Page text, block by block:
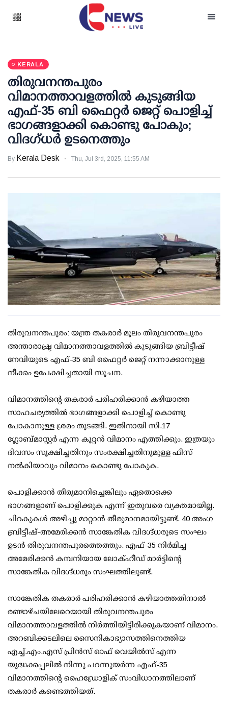
KERALA
തിരുവനന്തപുരം
വിമാനത്താവളത്തില്‍ കുടുങ്ങിയ
എഫ്-35 ബി ഫൈറ്റര്‍ ജെറ്റ് പൊളിച്ച്
ഭാഗങ്ങളാക്കി കൊണ്ടു പോകും;
വിദഗ്ധര്‍ ഉടനെത്തും
By Kerala Desk Thu, Jul 3rd, 2025, 11:55 AM
തിരുവനന്തപുരം: യന്ത്ര തകരാര്‍ മൂലം തിരുവനന്തപുരം
അന്താരാഷ്ട്ര വിമാനത്താവളത്തില്‍ കുടുങ്ങിയ ബ്രിട്ടീഷ്
നേവിയുടെ എഫ്-35 ബി ഫൈറ്റര്‍ ജെറ്റ് നന്നാക്കാനുള്ള
നീക്കം ഉപേക്ഷിച്ചതായി സൂചന.
വിമാനത്തിന്റെ തകരാര്‍ പരിഹരിക്കാന്‍ കഴിയാത്ത
സാഹചര്യത്തില്‍ ഭാഗങ്ങളാക്കി പൊളിച്ച് കൊണ്ടു
പോകാനുള്ള ശ്രമം തുടങ്ങി. ഇതിനായി സി.17
ഗ്ലോബ്മാസ്റ്റര്‍ എന്ന കൂറ്റന്‍ വിമാനം എത്തിക്കും. ഇത്രയും
ദിവസം സൂക്ഷിച്ചതിനും സംരക്ഷിച്ചതിനുമുള്ള ഫീസ്
നല്‍കിയാവും വിമാനം കൊണ്ടു പോകുക.
പൊളിക്കാന്‍ തീരുമാനിച്ചെങ്കിലും ഏതൊക്കെ
ഭാഗങ്ങളാണ് പൊളിക്കുക എന്ന് ഇതുവരെ വ്യക്തമായില്ല.
ചിറകുകള്‍ അഴിച്ചു മാറ്റാന്‍ തീരുമാനമായിട്ടുണ്ട്. 40 അംഗ
ബ്രിട്ടീഷ്-അമേരിക്കന്‍ സാങ്കേതിക വിദഗ്ദ്ധരുടെ സംഘം
ഉടന്‍ തിരുവനന്തപുരത്തെത്തും. എഫ്-35 നിര്‍മിച്ച
അമേരിക്കന്‍ കമ്പനിയായ ലോക്ഹീഡ് മാര്‍ട്ടിന്റെ
സാങ്കേതിക വിദഗ്ദ്ധരും സംഘത്തിലുണ്ട്.
സാങ്കേതിക തകരാര്‍ പരിഹരിക്കാന്‍ കഴിയാത്തതിനാല്‍
രണ്ടാഴ്ചയിലേറെയായി തിരുവനന്തപുരം
വിമാനത്താവളത്തില്‍ നിര്‍ത്തിയിട്ടിരിക്കുകയാണ് വിമാനം.
അറബിക്കടലിലെ സൈനികാഭ്യാസത്തിനെത്തിയ
എച്ച്.എം.എസ് പ്രിന്‍സ് ഓഫ് വെയില്‍സ് എന്ന
യുദ്ധക്കപ്പലില്‍ നിന്നു പറന്നുയര്‍ന്ന എഫ്-35
വിമാനത്തിന്റെ ഹൈഡ്രോളിക് സംവിധാനത്തിലാണ്
തകരാര്‍ കണ്ടെത്തിയത്.